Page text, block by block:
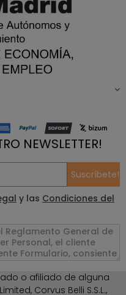
NEWSLETTER!
Suscríbete!
y las Condiciones del
o afiliado de alguna
Corvus Belli S.S.L.,